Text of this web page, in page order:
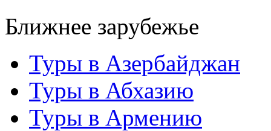
Ближнее зарубежье
Туры в Азербайджан
Туры в Абхазию
Туры в Армению